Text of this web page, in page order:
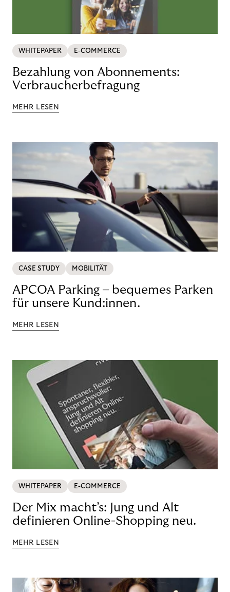
WHITEPAPER E-COMMERCE
Bezahlung von Abonnements:
Verbraucherbefragung
MEHR LESEN
CASE STUDY MOBILITÄT
APCOA Parking – bequemes Parken
für unsere Kund:innen.
MEHR LESEN
WHITEPAPER E-COMMERCE
Der Mix macht’s: Jung und Alt
definieren Online-Shopping neu.
MEHR LESEN